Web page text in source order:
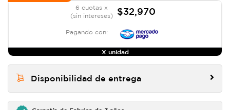
6 cuotas x
(sin intereses)
$32,970
Pagando con:
X unidad
Disponibilidad de entrega